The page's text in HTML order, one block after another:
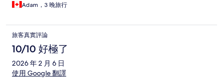
Adam，3 晚旅行
旅客真實評論
10/10 好極了
2026 年 2 月 6 日
使用 Google 翻譯